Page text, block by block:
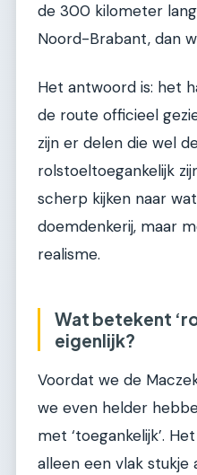
de 300 kilometer
Noord-Brabant, dan
Het antwoord is: het
de route officieel
zijn er delen die wel
rolstoeltoegankelijk
scherp kijken naar
doemdenkerij, maar
realisme.
Wat betekent
eigenlijk?
Voordat we de
we even helder
met ‘toegankelijk’.
alleen een vlak stukje